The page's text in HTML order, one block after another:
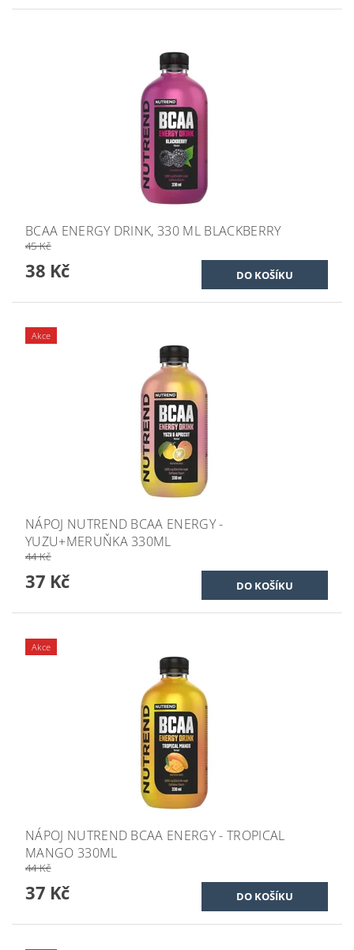
BCAA ENERGY DRINK, 330 ML BLACKBERRY
45 Kč
38 Kč
Akce
NÁPOJ NUTREND BCAA ENERGY -
YUZU+MERUŇKA 330ML
44 Kč
37 Kč
Akce
NÁPOJ NUTREND BCAA ENERGY - TROPICAL
MANGO 330ML
44 Kč
37 Kč